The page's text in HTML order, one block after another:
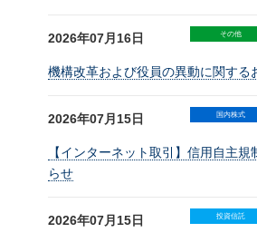
2026年07月16日 その他
機構改革および役員の異動に関する
2026年07月15日 国内株式
【インターネット取引】信用自主
らせ
2026年07月15日 投資信託